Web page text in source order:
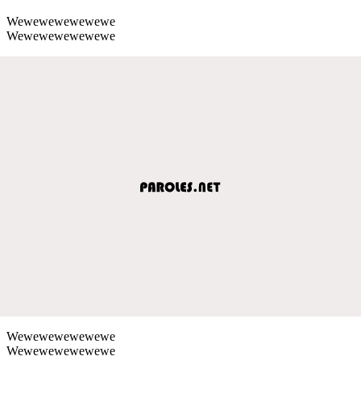
Wewewewewewewe
Wewewewewewewe
Wewewewewewewe
Wewewewewewewe